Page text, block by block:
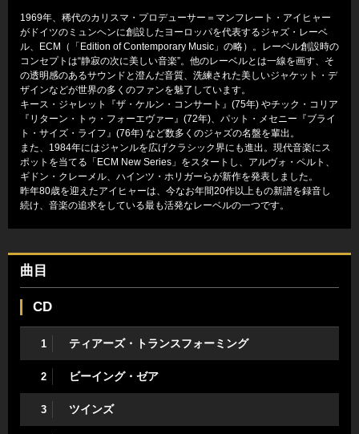
1969年、稀代のカリスマ・プロデューサー＝マンフレート・アイヒャー
がドイツのミュンヘンに創設したヨーロッパを代表するジャズ・レーベ
ル、ECM（「Edition of Contemporary Music」の略）。レーベル創設時の
コンセプトは“静寂の次に美しい音楽”。他のレーベルとは一線を画す、そ
の透明感のあるサウンドと澄んだ音質、洗練された美しいジャケット・デ
ザインなどが世界の多くのファンを魅了しています。
キース・ジャレット『ザ・ケルン・コンサート』(75年) やチック・コリア
『リターン・トゥ・フォーエヴァー』(72年)、パット・メセニー『ブライ
ト・サイズ・ライフ』(76年) など数多くのジャズの名盤を輩出。
また、1984年にはジャンルを広げクラシック界にも進出。現代音楽にス
ポットを当てる「ECM New Series」をスタートし、アルヴォ・ペルト、
ギドン・クレーメル、ハインツ・ホリガーらが新作を発表しました。
昨年80歳を迎えたアイヒャーは、今なお年間20作以上もの新譜を録音し
続け、音楽の追求をしている最も活発なレーベルの一つです。
曲目
CD
1 ティアーズ・トランスフォーミング
2 ビーイング・ゼア
3 ツインズ